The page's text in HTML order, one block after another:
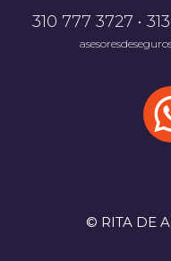
310 777 3727 •
© RITA DE